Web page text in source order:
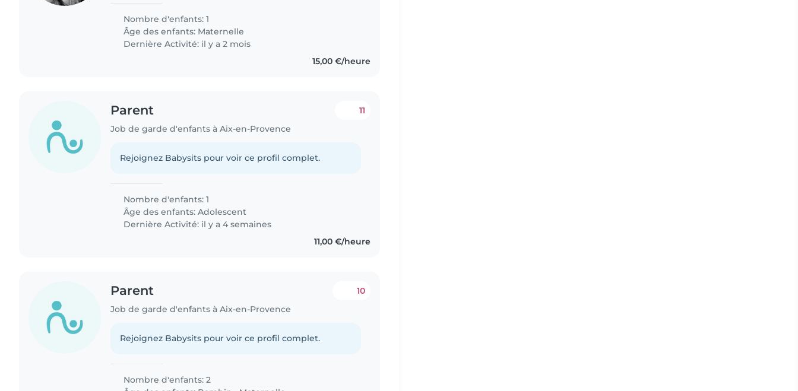
Nombre d'enfants: 1
Âge des enfants: Maternelle
Dernière Activité: il y a 2 mois
15,00 €/heure
Parent
Job de garde d'enfants à Aix-en-Provence
11
Rejoignez Babysits pour voir ce profil complet.
Nombre d'enfants: 1
Âge des enfants:Adolescent
Dernière Activité: il y a 4 semaines
11,00 €/heure
Parent
Job de garde d'enfants à Aix-en-Provence
10
Rejoignez Babysits pour voir ce profil complet.
Nombre d'enfants: 2